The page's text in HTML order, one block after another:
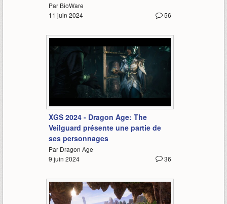
Par BioWare
56
11 juin 2024
XGS 2024 - Dragon Age: The
Veilguard présente une partie de
ses personnages
Par Dragon Age
36
9 juin 2024